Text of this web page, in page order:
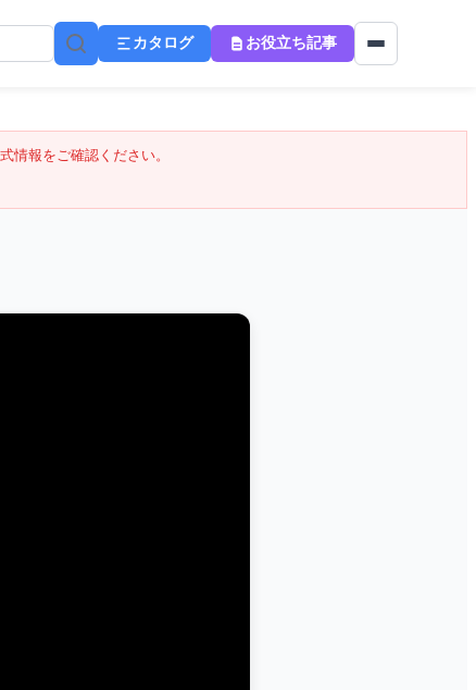
カタログ お役立ち記事
情報をご確認ください。